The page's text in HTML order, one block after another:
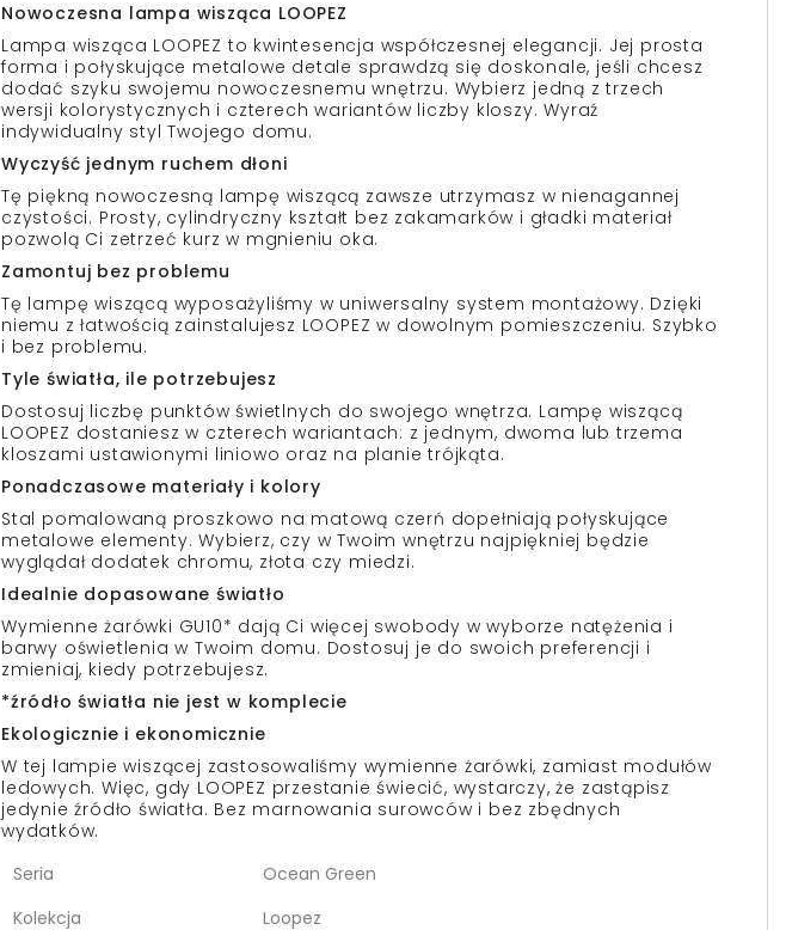
Nowoczesna lampa wisząca LOOPEZ
Lampa wisząca LOOPEZ to kwintesencja współczesnej elegancji. Jej prosta
forma i połyskujące metalowe detale sprawdzą się doskonale, jeśli chcesz
dodać szyku swojemu nowoczesnemu wnętrzu. Wybierz jedną z trzech
wersji kolorystycznych i czterech wariantów liczby kloszy. Wyraź
indywidualny styl Twojego domu.
Wyczyść jednym ruchem dłoni
Tę piękną nowoczesną lampę wiszącą zawsze utrzymasz w nienagannej
czystości. Prosty, cylindryczny kształt bez zakamarków i gładki materiał
pozwolą Ci zetrzeć kurz w mgnieniu oka.
Zamontuj bez problemu
Tę lampę wiszącą wyposażyliśmy w uniwersalny system montażowy. Dzięki
niemu z łatwością zainstalujesz LOOPEZ w dowolnym pomieszczeniu. Szybko
i bez problemu.
Tyle światła, ile potrzebujesz
Dostosuj liczbę punktów świetlnych do swojego wnętrza. Lampę wiszącą
LOOPEZ dostaniesz w czterech wariantach: z jednym, dwoma lub trzema
kloszami ustawionymi liniowo oraz na planie trójkąta.
Ponadczasowe materiały i kolory
Stal pomalowaną proszkowo na matową czerń dopełniają połyskujące
metalowe elementy. Wybierz, czy w Twoim wnętrzu najpiękniej będzie
wyglądał dodatek chromu, złota czy miedzi.
Idealnie dopasowane światło
Wymienne żarówki GU10* dają Ci więcej swobody w wyborze natężenia i
barwy oświetlenia w Twoim domu. Dostosuj je do swoich preferencji i
zmieniaj, kiedy potrzebujesz.
*źródło światła nie jest w komplecie
Ekologicznie i ekonomicznie
W tej lampie wiszącej zastosowaliśmy wymienne żarówki, zamiast modułów
ledowych. Więc, gdy LOOPEZ przestanie świecić, wystarczy, że zastąpisz
jedynie źródło światła. Bez marnowania surowców i bez zbędnych
wydatków.
Seria
Ocean Green
Kolekcja
Loopez